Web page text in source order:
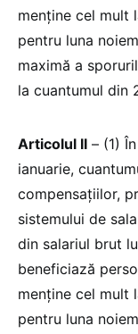
menține cel mult
pentru luna
maximă a
la cuantumul din
Articolul II – (1)
ianuarie,
compensațiilor,
sistemului de
din salariul brut
beneficiază
menține cel mult
pentru luna